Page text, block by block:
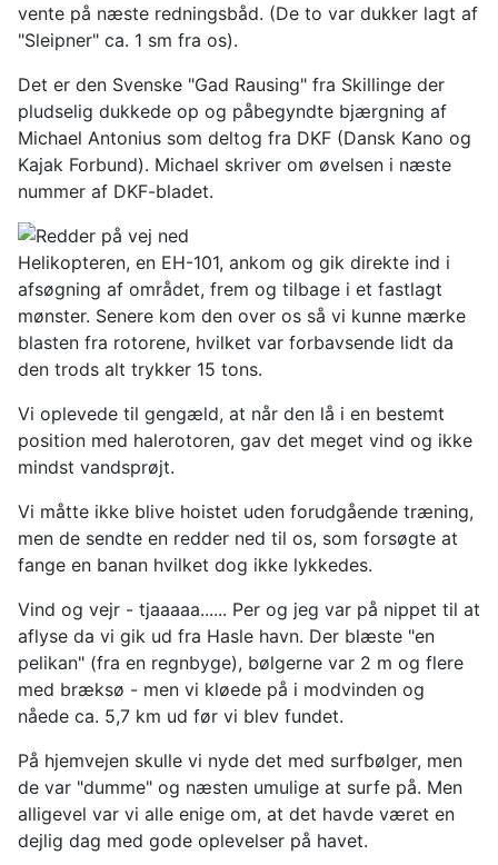
vente på næste redningsbåd. (De to var dukker lagt af
"Sleipner" ca. 1 sm fra os).
Det er den Svenske "Gad Rausing" fra Skillinge der
pludselig dukkede op og påbegyndte bjærgning af
Michael Antonius som deltog fra DKF (Dansk Kano og
Kajak Forbund). Michael skriver om øvelsen i næste
nummer af DKF-bladet.
Helikopteren, en EH-101, ankom og gik direkte ind i
afsøgning af området, frem og tilbage i et fastlagt
mønster. Senere kom den over os så vi kunne mærke
blasten fra rotorene, hvilket var forbavsende lidt da
den trods alt trykker 15 tons.
Vi oplevede til gengæld, at når den lå i en bestemt
position med halerotoren, gav det meget vind og ikke
mindst vandsprøjt.
Vi måtte ikke blive hoistet uden forudgående træning,
men de sendte en redder ned til os, som forsøgte at
fange en banan hvilket dog ikke lykkedes.
Vind og vejr - tjaaaaa...... Per og jeg var på nippet til at
aflyse da vi gik ud fra Hasle havn. Der blæste "en
pelikan" (fra en regnbyge), bølgerne var 2 m og flere
med bræksø - men vi kløede på i modvinden og
nåede ca. 5,7 km ud før vi blev fundet.
På hjemvejen skulle vi nyde det med surfbølger, men
de var "dumme" og næsten umulige at surfe på. Men
alligevel var vi alle enige om, at det havde været en
dejlig dag med gode oplevelser på havet.